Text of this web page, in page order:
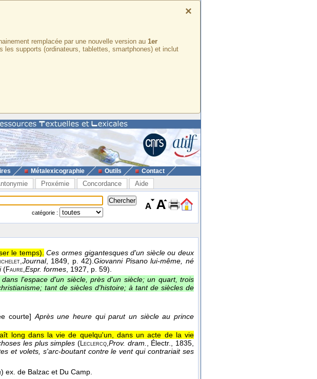
×
remplacée par une nouvelle version au 1er
les supports (ordinateurs, tablettes, smartphones) et inclut
Métalexicographie Outils Contact
Proxémie Concordance Aide
catégorie :
le temps). Ces ormes gigantesques d'un siècle ou deux
Journal, 1849, p. 42).Giovanni Pisano lui-même, né
(Faure,Espr. formes, 1927, p. 59).
l'espace d'un siècle, près d'un siècle; un quart, trois
tant de siècles d'histoire; à tant de siècles de
courte] Après une heure qui parut un siècle au prince
long dans la vie de quelqu'un, dans un acte de la vie
les plus simples (Leclercq,Prov. dram., Électr., 1835,
et volets, s'arc-boutant contre le vent qui contrariait ses
) ex. de Balzac et Du Camp.